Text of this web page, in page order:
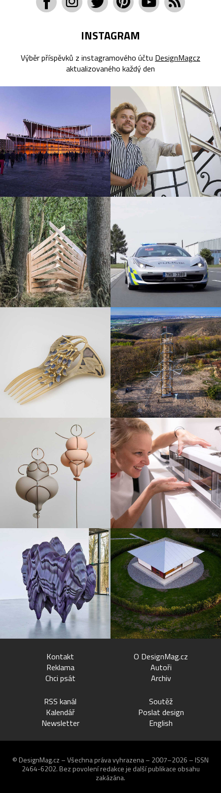
INSTAGRAM
Výběr příspěvků z instagramového účtu DesignMagcz
aktualizovaného každý den
Kontakt
Reklama
Chci psát
O DesignMag.cz
Autoři
Archiv
RSS kanál
Kalendář
Newsletter
Soutěž
Poslat design
English
© DesignMag.cz – Všechna práva vyhrazena – 2007–2026 – ISSN
2464-6202. Bez povolení redakce je další publikace obsahu
zakázána.